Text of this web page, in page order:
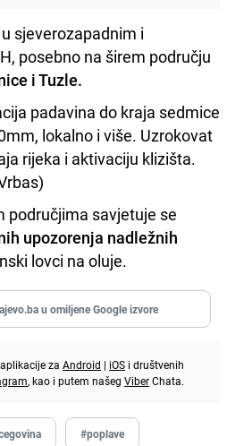
sjeverozapadnim i
posebno na širem području
i Tuzle.
padavina do kraja sedmice
lokalno i više. Uzrokovat
rijeka i aktivaciju klizišta.
područjima savjetuje se
upozorenja nadležnih
lovci na oluje.
u omiljene Google izvore
za Android | iOS i društvenih
, kao i putem našeg ViberChata.
#poplave